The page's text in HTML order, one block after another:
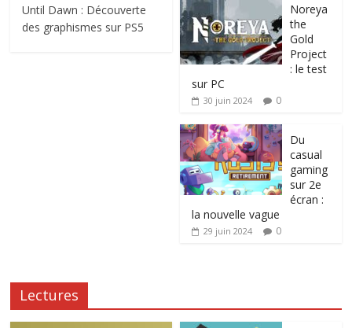
Until Dawn : Découverte
des graphismes sur PS5
Noreya
the
Gold
Project
: le test
sur PC
30 juin 2024 0
Du
casual
gaming
sur 2e
écran :
la nouvelle vague
29 juin 2024 0
Lectures